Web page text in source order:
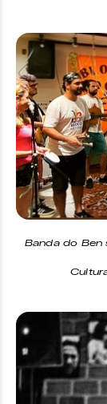
Banda do Ben